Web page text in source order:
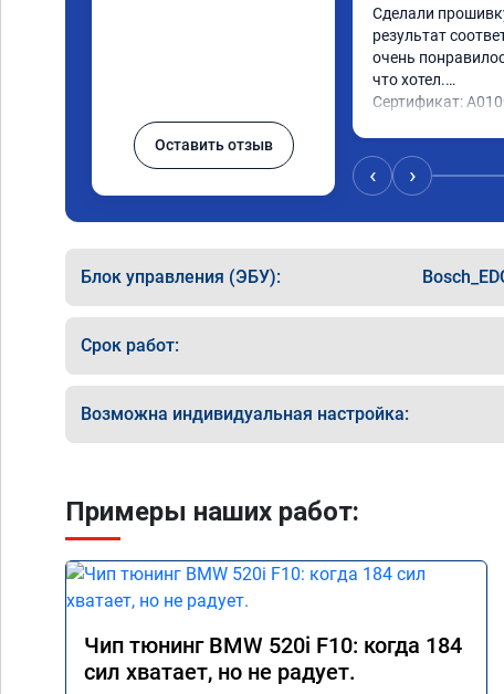
Оставить отзыв
Сделали
результат
очень
что хотел.
Сертификат:
‹ ›
Блок управления (ЭБУ):
Срок работ:
Возможна индивидуальная настройка:
Примеры наших работ:
Чип тюнинг BMW 520i F10: когда 184
сил хватает, но не радует.